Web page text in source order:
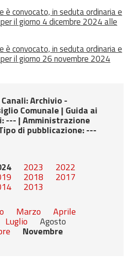
è convocato, in seduta ordinaria e
il giorno 4 dicembre 2024 alle
è convocato, in seduta ordinaria e
il giorno 26 novembre 2024
Canali: Archivio -
Comunale | Guida ai
: --- |Amministrazione
di pubblicazione: ---
2023 2022
2018 2017
2013
Marzo Aprile
Luglio Agosto
Novembre